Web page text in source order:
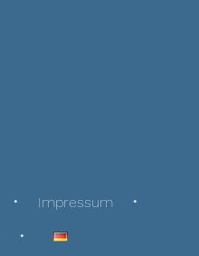
Impressum